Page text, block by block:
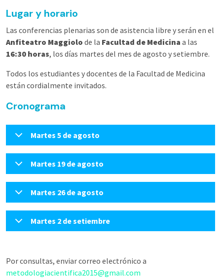
Lugar y horario
Las conferencias plenarias son de asistencia libre y serán en el
Anfiteatro Maggiolo de la Facultad de Medicina a las
16:30 horas, los días martes del mes de agosto y setiembre.
Todos los estudiantes y docentes de la Facultad de Medicina
están cordialmente invitados.
Cronograma
Martes 5 de agosto
Martes 19 de agosto
Martes 26 de agosto
Martes 2 de setiembre
Por consultas, enviar correo electrónico a
metodologiacientifica2015@gmail.com